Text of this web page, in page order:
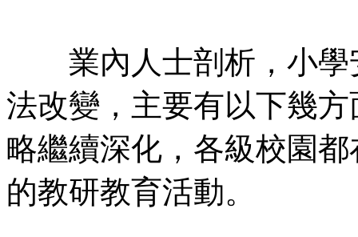
業內人士剖析，小學
法改變，主要有以下幾
略繼續深化，各級校園
的教研教育活動。